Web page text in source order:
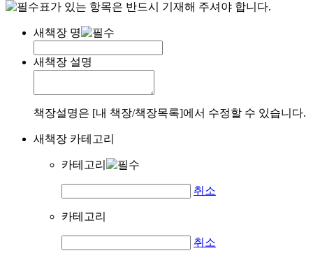
표가 있는 항목은 반드시 기재해 주셔야 합니다.
새책장 명
새책장 설명
책장설명은 [내 책장/책장목록]에서 수정할 수 있습니다.
새책장 카테고리
카테고리
취소
카테고리
취소